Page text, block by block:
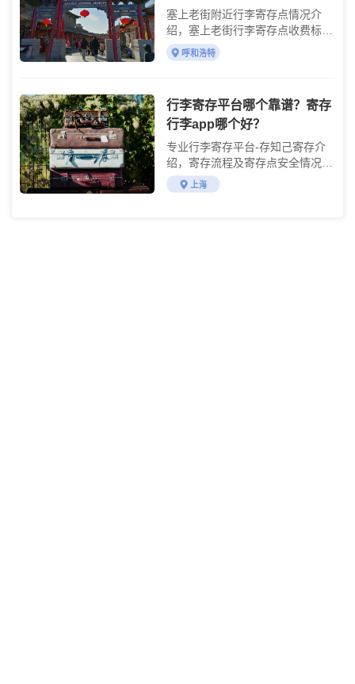
费？
塞上老街附近行李寄存点情况介
绍，塞上老街行李寄存点收费标准
介绍
呼和浩特
行李寄存平台哪个靠谱？寄存
行李app哪个好？
专业行李寄存平台-存知己寄存介
绍，寄存流程及寄存点安全情况说
明
上海